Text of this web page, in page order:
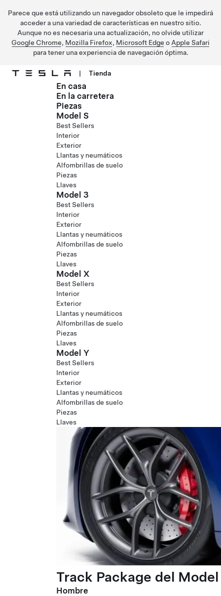
Parece que está utilizando un navegador obsoleto que le impedirá
acceder a una variedad de características en nuestro sitio.
Aunque no es necesaria una actualización, no olvide utilizar
Google Chrome, Mozilla Firefox, Microsoft Edge o Apple Safari
para tener una experiencia de navegación óptima.
Ir al contenido principal
| Tienda
En casa
En la carretera
Piezas
Model S
Best Sellers
Interior
Exterior
Llantas y neumáticos
Alfombrillas de suelo
Piezas
Llaves
Model 3
Best Sellers
Interior
Exterior
Llantas y neumáticos
Alfombrillas de suelo
Piezas
Llaves
Model X
Best Sellers
Interior
Exterior
Llantas y neumáticos
Alfombrillas de suelo
Piezas
Llaves
Model Y
Best Sellers
Interior
Exterior
Llantas y neumáticos
Alfombrillas de suelo
Piezas
Llaves
Track Package del
Hombre